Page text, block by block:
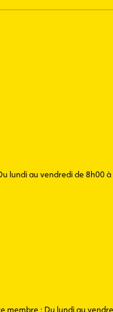
lundi au vendredi de 8h00 à
membre : Du lundi au